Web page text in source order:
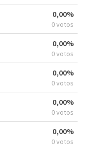
0,00%
0 votos
0,00%
0 votos
0,00%
0 votos
0,00%
0 votos
0,00%
0 votos